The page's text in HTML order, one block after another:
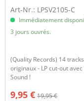
Art-Nr.: LPSV2105-C
Immédiatement
3 jours ouvrés.
(Quality Records) 14
originaux - LP cut-out
Sound !
9,95 € 19,95 €